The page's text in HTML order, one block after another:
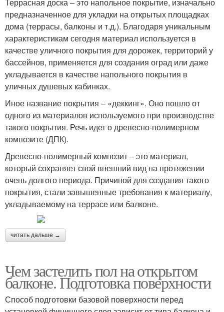
предназначенное для укладки на открытых площадках
дома (террасы, балконы и т.д.). Благодаря уникальным
характеристикам сегодня материал используется в
качестве уличного покрытия для дорожек, территорий у
бассейнов, применяется для создания оград или даже
укладывается в качестве напольного покрытия в
уличных душевых кабинках.
Иное название покрытия – «деккинг». Оно пошло от
одного из материалов используемого при производстве
такого покрытия. Речь идет о древесно-полимерном
композите (ДПК).
Древесно-полимерный композит – это материал,
который сохраняет свой внешний вид на протяжении
очень долгого периода. Причиной для создания такого
покрытия, стали завышенные требования к материалу,
укладываемому на террасе или балконе.
читать дальше →
Чем застелить пол на открытом
балконе. Подготовка поверхности
Способ подготовки базовой поверхности перед